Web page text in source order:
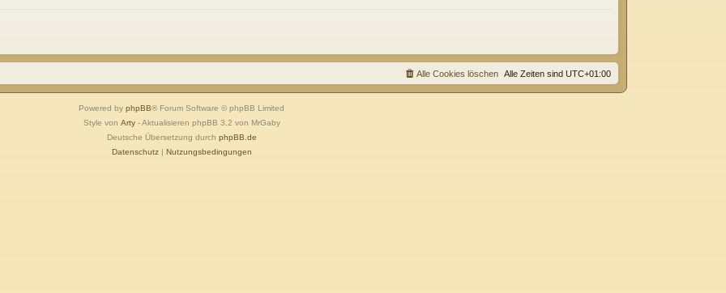
Alle Zeiten sind UTC+01:00
Alle Cookies löschen
Powered by phpBB® Forum Software © phpBB Limited
Style von Arty- Aktualisieren phpBB 3.2 von MrGaby
Deutsche Übersetzung durch phpBB.de
Datenschutz| Nutzungsbedingungen